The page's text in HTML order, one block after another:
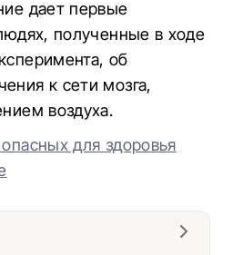
дает первые
полученные в ходе
об
к сети мозга,
воздуха.
для здоровья